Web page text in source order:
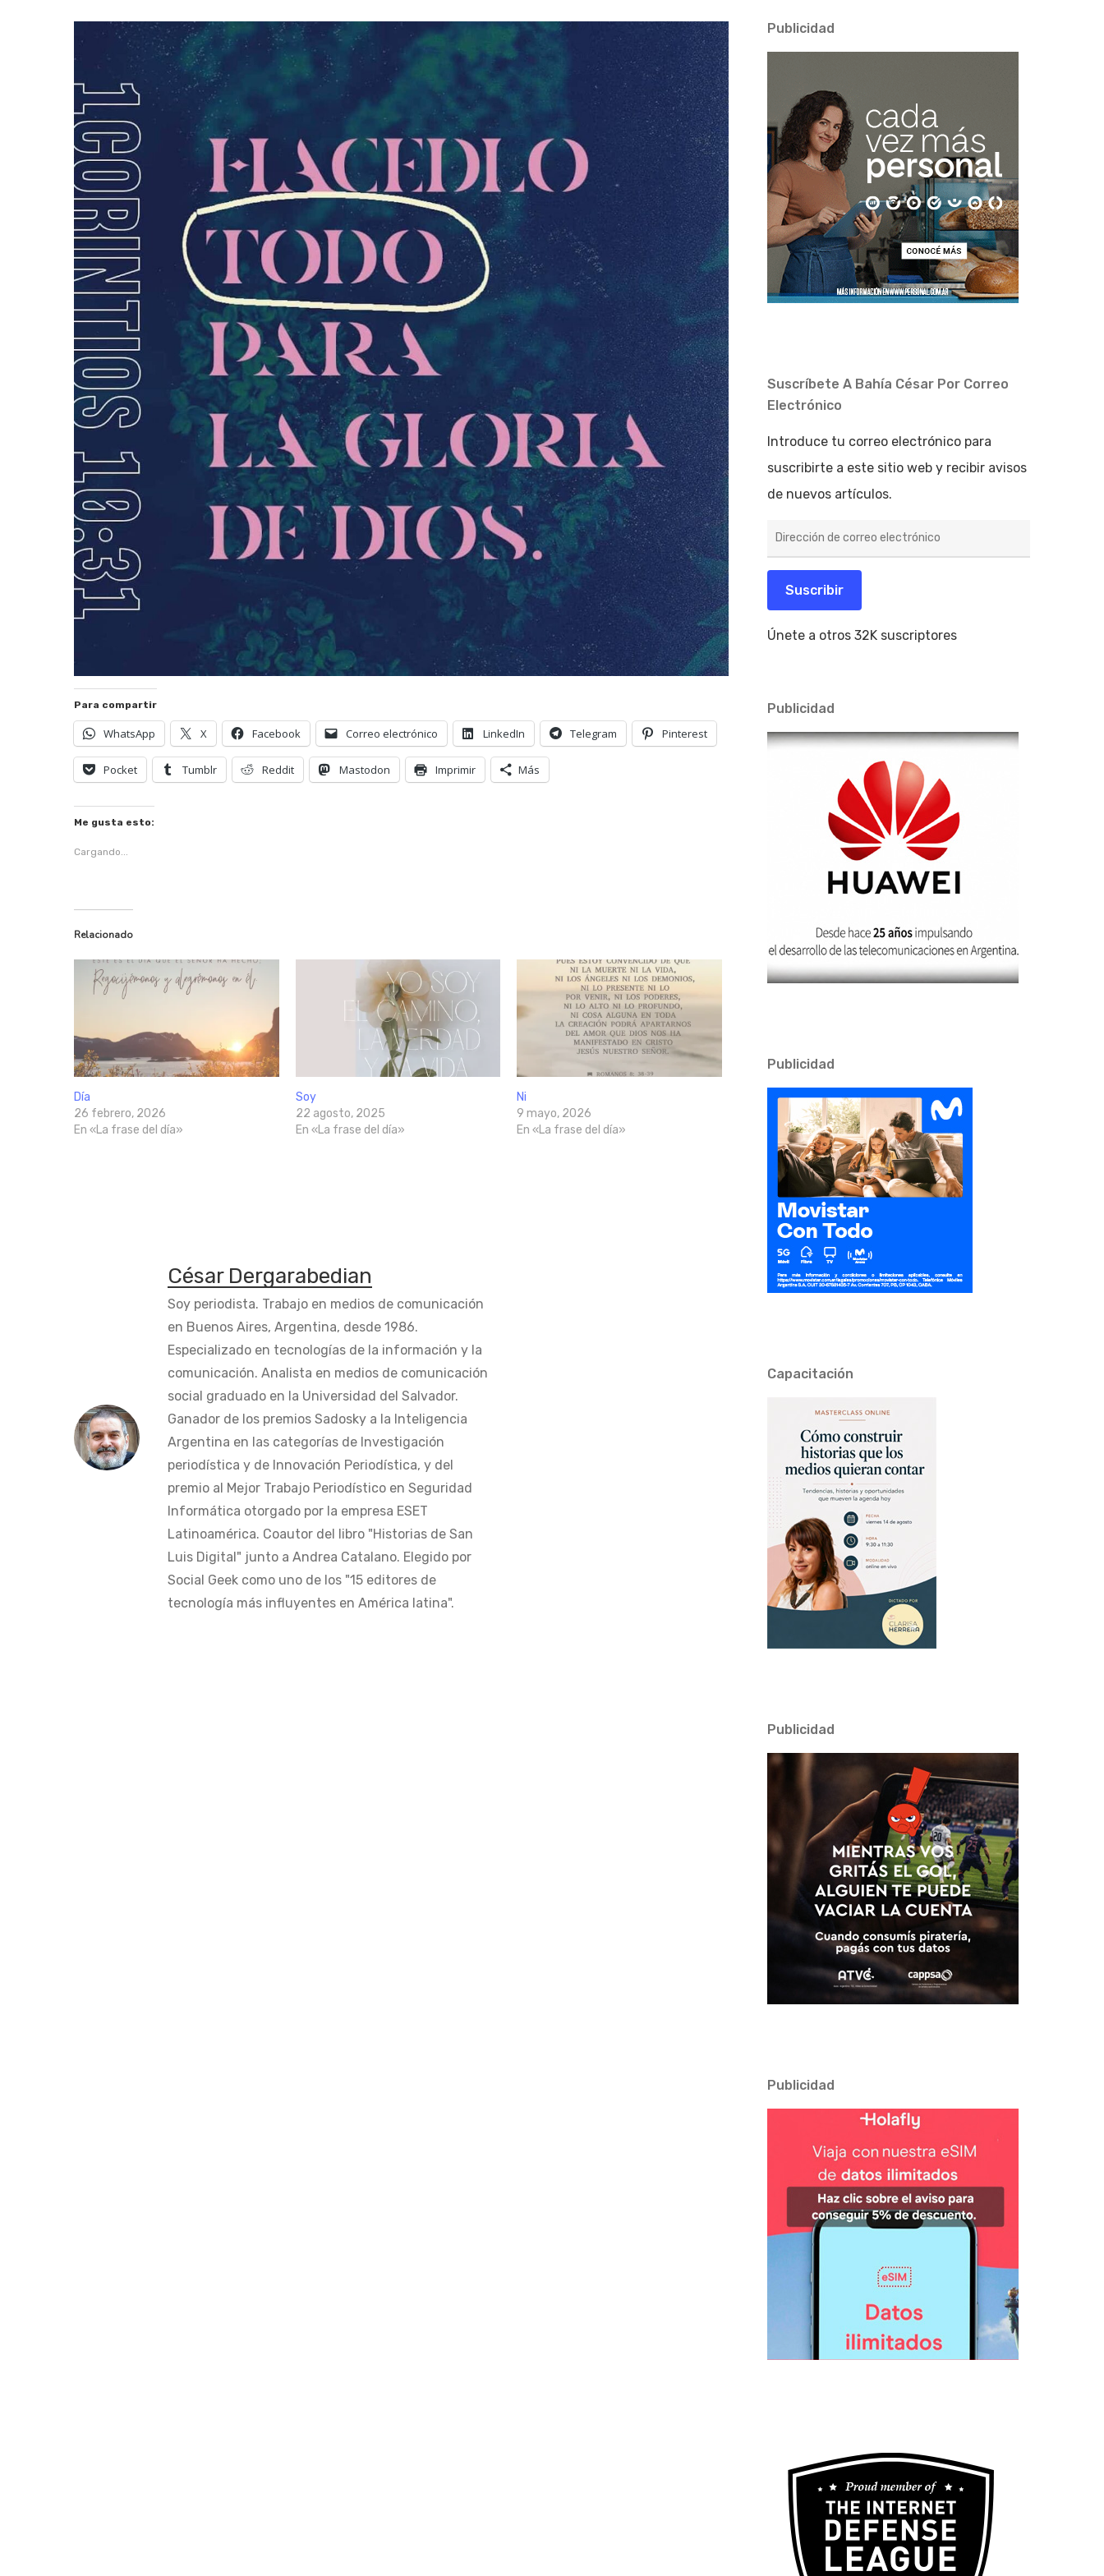
Hit enter to search or ESC to close
Para compartir
WhatsApp X Facebook Correo electrónico LinkedIn Telegram Pinterest
Pocket Tumblr Reddit Mastodon Imprimir Más
Me gusta esto:
Cargando...
Relacionado
Día
26 febrero, 2026
En «La frase del día»
Soy
22 agosto, 2025
En «La frase del día»
Ni
9 mayo, 2026
En «La frase del día»
César Dergarabedian
Soy periodista. Trabajo en medios de comunicación
en Buenos Aires, Argentina, desde 1986.
Especializado en tecnologías de la información y la
comunicación. Analista en medios de comunicación
social graduado en la Universidad del Salvador.
Ganador de los premios Sadosky a la Inteligencia
Argentina en las categorías de Investigación
periodística y de Innovación Periodística, y del
premio al Mejor Trabajo Periodístico en Seguridad
Informática otorgado por la empresa ESET
Latinoamérica. Coautor del libro "Historias de San
Luis Digital" junto a Andrea Catalano. Elegido por
Social Geek como uno de los "15 editores de
tecnología más influyentes en América latina".
Publicidad
Suscríbete A Bahía César Por Correo
Electrónico
Introduce tu correo electrónico para
suscribirte a este sitio web y recibir avisos
de nuevos artículos.
de
electrónico
Suscribir
Únete a otros 32K suscriptores
Publicidad
Publicidad
Capacitación
Publicidad
Publicidad